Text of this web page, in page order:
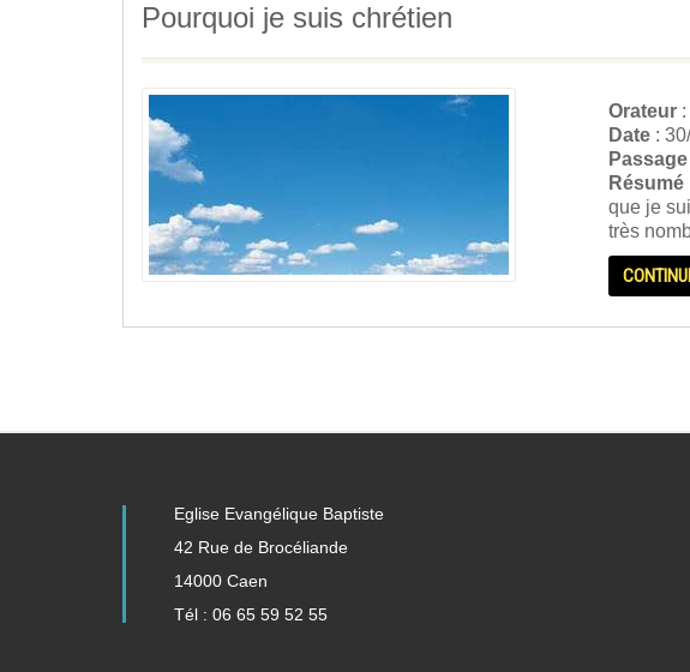
Pourquoi je suis chrétien
Orateur
Date :
Passage
Résumé
que je
très
Eglise Evangélique Baptiste
42 Rue de Brocéliande
14000 Caen
Tél : 06 65 59 52 55